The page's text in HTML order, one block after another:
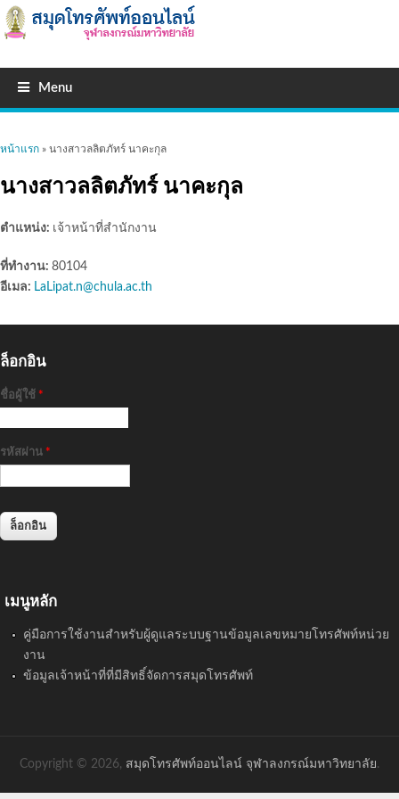
Menu
คุณอยู่ที่นี่
หน้าแรก » นางสาวลลิตภัทร์ นาคะกุล
นางสาวลลิตภัทร์ นาคะกุล
ตำแหน่ง: เจ้าหน้าที่สำนักงาน
ที่ทำงาน: 80104
อีเมล: LaLipat.n@chula.ac.th
ล็อกอิน
ชื่อผู้ใช้ *
รหัสผ่าน *
เมนูหลัก
คู่มือการใช้งานสำหรับผู้ดูแลระบบฐานข้อมูลเลขหมายโทรศัพท์หน่วย
งาน
ข้อมูลเจ้าหน้าที่ที่มีสิทธิ์จัดการสมุดโทรศัพท์
Copyright © 2026, สมุดโทรศัพท์ออนไลน์ จุฬาลงกรณ์มหาวิทยาลัย.